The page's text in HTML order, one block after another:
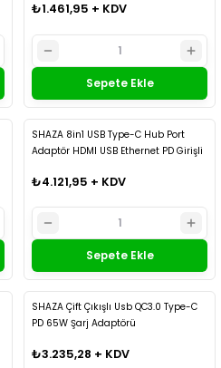
₺1.461,95 + KDV
Sepete Ekle
SHAZA 8in1 USB Type-C Hub Port
Adaptör HDMI USB Ethernet PD Girişli
₺4.121,95 + KDV
Sepete Ekle
SHAZA Çift Çıkışlı Usb QC3.0 Type-C
PD 65W Şarj Adaptörü
₺3.235,28 + KDV